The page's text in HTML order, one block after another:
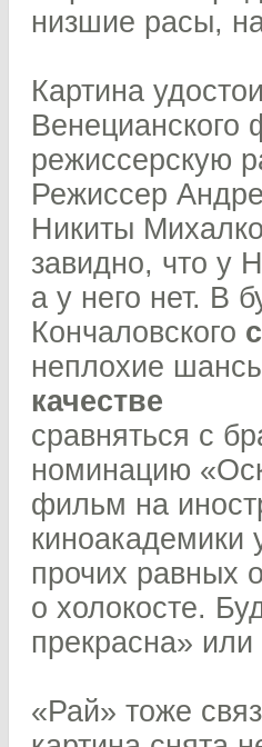
низшие расы,
Картина
Венецианского
режиссерскую
Режиссер
Никиты
завидно, что у
а у него нет. В
Кончаловского
неплохие
качестве
сравняться с
номинацию
фильм на
киноакадемики
прочих равных
о холокосте.
прекрасна»
«Рай» тоже